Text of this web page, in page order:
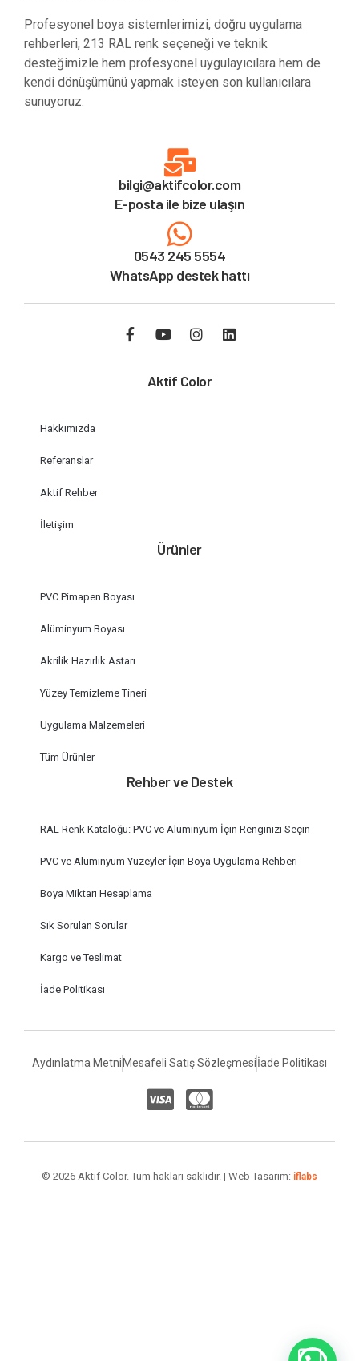
Profesyonel boya sistemlerimizi, doğru uygulama
rehberleri, 213 RAL renk seçeneği ve teknik
desteğimizle hem profesyonel uygulayıcılara hem de
kendi dönüşümünü yapmak isteyen son kullanıcılara
sunuyoruz.
bilgi@aktifcolor.com
E-posta ile bize ulaşın
0543 245 5554
WhatsApp destek hattı
Aktif Color
Hakkımızda
Referanslar
Aktif Rehber
İletişim
Ürünler
PVC Pimapen Boyası
Alüminyum Boyası
Akrilik Hazırlık Astarı
Yüzey Temizleme Tineri
Uygulama Malzemeleri
Tüm Ürünler
Rehber ve Destek
RAL Renk Kataloğu: PVC ve Alüminyum İçin Renginizi Seçin
PVC ve Alüminyum Yüzeyler İçin Boya Uygulama Rehberi
Boya Miktarı Hesaplama
Sık Sorulan Sorular
Kargo ve Teslimat
İade Politikası
Aydınlatma Metni Mesafeli Satış Sözleşmesiİade Politikası
© 2026 Aktif Color. Tüm hakları saklıdır. | Web Tasarım: iflabs